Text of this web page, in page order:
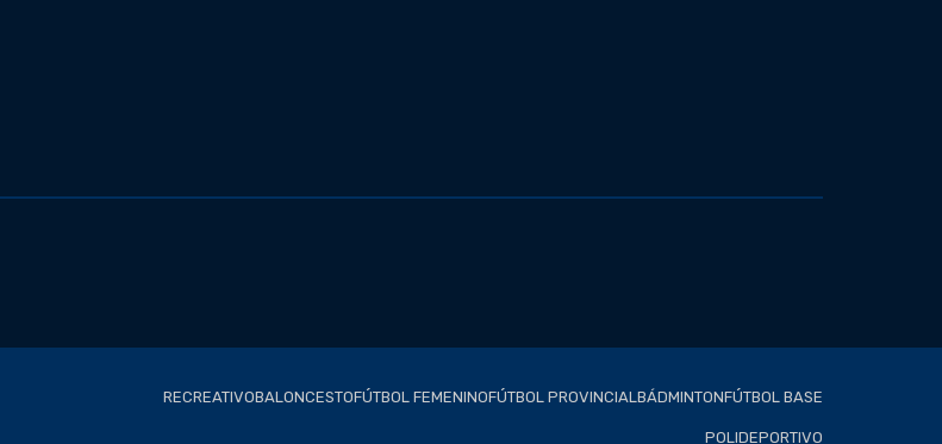
RECREATIVOBALONCESTOFÚTBOL FEMENINOFÚTBOL PROVINCIALBÁDMINTONFÚTBOL BASE
POLIDEPORTIVO